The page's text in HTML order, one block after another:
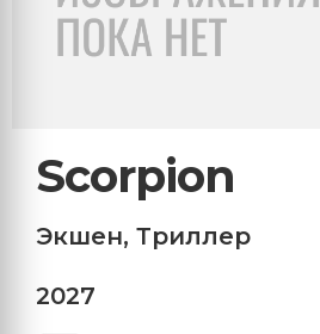
Scorpion
Экшен, Триллер
2027